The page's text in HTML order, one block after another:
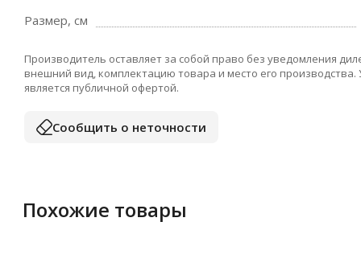
Размер, см
Производитель оставляет за собой право без уведомления
внешний вид, комплектацию товара и место его
является публичной офертой.
Сообщить о неточности
Похожие товары